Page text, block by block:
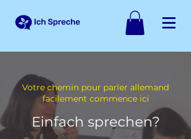
Votre chemin pour parler allemand
facilement commence ici
Einfach sprechen?